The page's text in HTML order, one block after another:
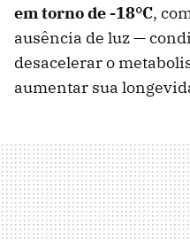
em torno de -18°C,
ausência de luz —
desacelerar o
aumentar sua